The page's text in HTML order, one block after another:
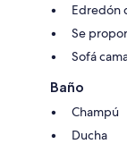
Edredón
Se
Sofá
Baño
Champú
Ducha